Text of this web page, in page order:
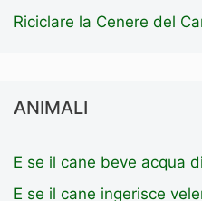
Riciclare la Cenere del
ANIMALI
E se il cane beve acqua
E se il cane ingerisce